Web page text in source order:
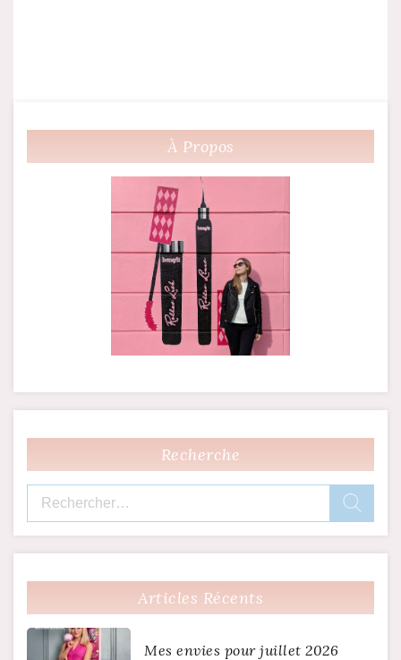
À Propos
Recherche
Articles Récents
Mes envies pour juillet 2026